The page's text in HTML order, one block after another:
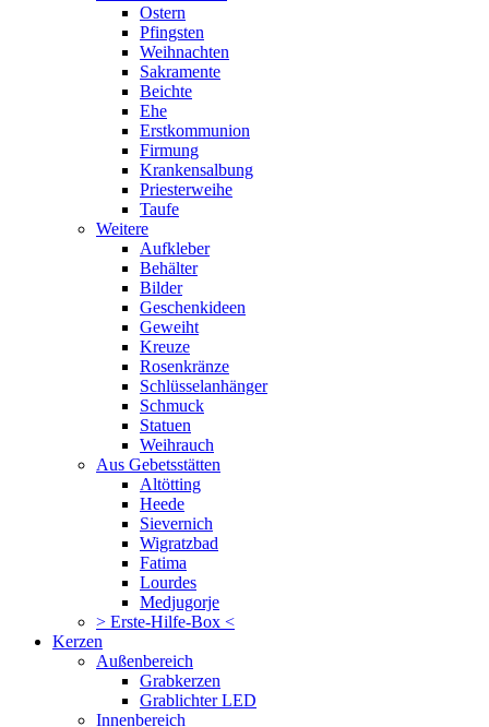
Ostern
Pfingsten
Weihnachten
Sakramente
Beichte
Ehe
Erstkommunion
Firmung
Krankensalbung
Priesterweihe
Taufe
Weitere
Aufkleber
Behälter
Bilder
Geschenkideen
Geweiht
Kreuze
Rosenkränze
Schlüsselanhänger
Schmuck
Statuen
Weihrauch
Aus Gebetsstätten
Altötting
Heede
Sievernich
Wigratzbad
Fatima
Lourdes
Medjugorje
> Erste-Hilfe-Box <
Kerzen
Außenbereich
Grabkerzen
Grablichter LED
Innenbereich